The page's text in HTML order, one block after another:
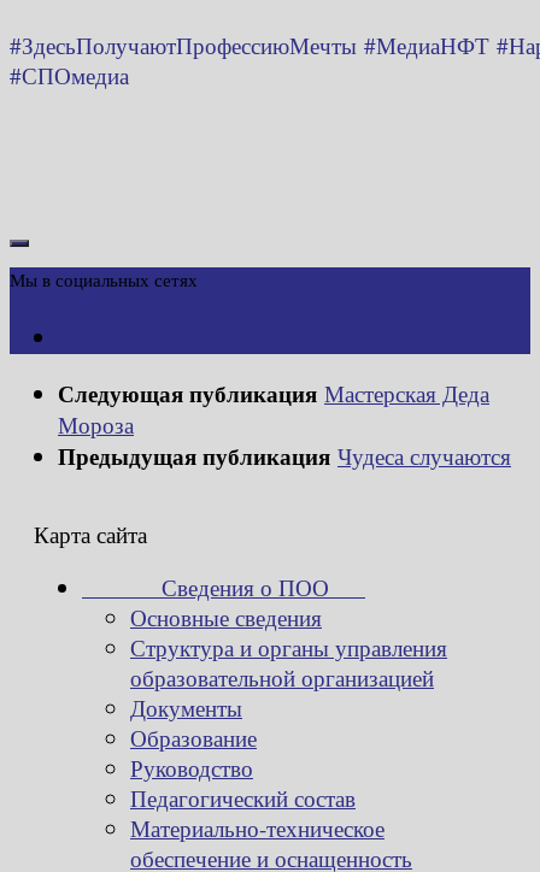
#ЗдесьПолучаютПрофессиюМечты #МедиаНФТ
#СПОмедиа
Мы в социальных сетях
Следующая публикация Мастерская Деда
Мороза
Предыдущая публикация Чудеса случаются
Карта сайта
Сведения о ПОО
Основные сведения
Структура и органы управления
образовательной организацией
Документы
Образование
Руководство
Педагогический состав
Материально-техническое
обеспечение и оснащенность